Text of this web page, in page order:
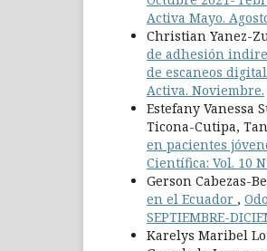
Activa Mayo.
Christian Yanez-
de adhesión
de escaneos
Activa. Noviembre.
Estefany Vanessa
Ticona-Cutipa,
en pacientes
Científica: Vol. 10
Gerson Cabezas-
en el Ecuador ,
SEPTIEMBRE-
Karelys Maribel